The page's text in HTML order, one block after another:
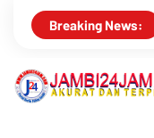
Breaking News:
Kelulusan